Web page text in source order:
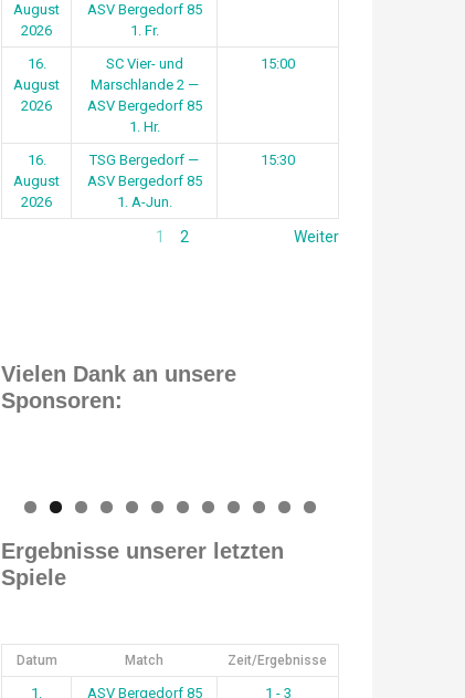
August
2026
ASV Bergedorf 85
1. Fr.
16.
August
2026
SC Vier- und
Marschlande 2 —
ASV Bergedorf 85
1. Hr.
15:00
16.
August
2026
TSG Bergedorf —
ASV Bergedorf 85
1. A-Jun.
15:30
1 2 Weiter
Vielen Dank an unsere
Sponsoren:
0 1 2
Ergebnisse unserer letzten
Spiele
Datum Match Zeit/Ergebnisse
1. ASV Bergedorf 85 1 - 3